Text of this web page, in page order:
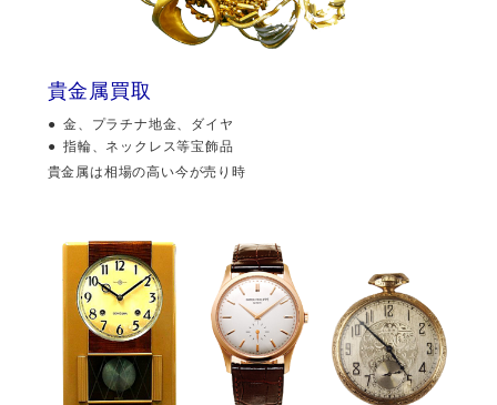
貴金属買取
金、プラチナ地金、ダイヤ
指輪、ネックレス等宝飾品
貴金属は相場の高い今が売り時